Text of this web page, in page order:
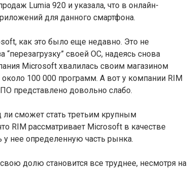
Lumia 920 и указала, что в онлайн-
для данного смартфона.
как это было еще недавно. Это не
своей ОС, надеясь снова
Microsoft хвалилась своим магазином
100 000 программ. А вот у компании RIM
представлено довольно слабо.
ли сможет стать третьим крупным
RIM рассматривает Microsoft в качестве
нее определенную часть рынка.
долю становится все труднее, несмотря на